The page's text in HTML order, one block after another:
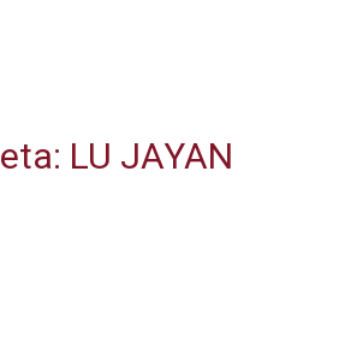
LU JAYAN